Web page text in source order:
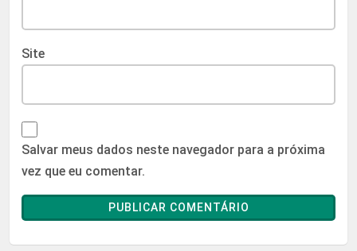
Site
Salvar meus dados neste navegador para a próxima
vez que eu comentar.